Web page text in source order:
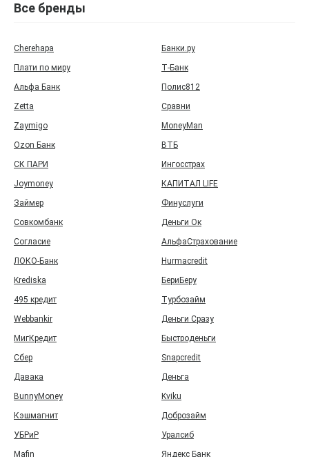
Все бренды
Cherehapa
Банки.ру
Плати по миру
Т‑Банк
Альфа Банк
Полис812
Zetta
Сравни
Zaymigo
MoneyMan
Ozon Банк
ВТБ
СК ПАРИ
Ингосстрах
Joymoney
КАПИТАЛ LIFE
Займер
Финуслуги
Совкомбанк
Деньги Ок
Согласие
АльфаСтрахование
ЛОКО-Банк
Hurmacredit
Krediska
БериБеру
495 кредит
Турбозайм
Webbankir
Деньги Сразу
МигКредит
Быстроденьги
Сбер
Snapcredit
Давака
Деньга
BunnyMoney
Kviku
Кэшмагнит
Доброзайм
УБРиР
Уралсиб
Mafin
Яндекс Банк